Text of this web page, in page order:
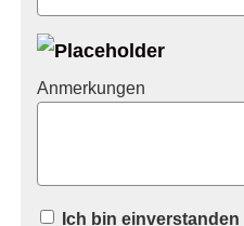
Anmerkungen
Ich bin einverstanden